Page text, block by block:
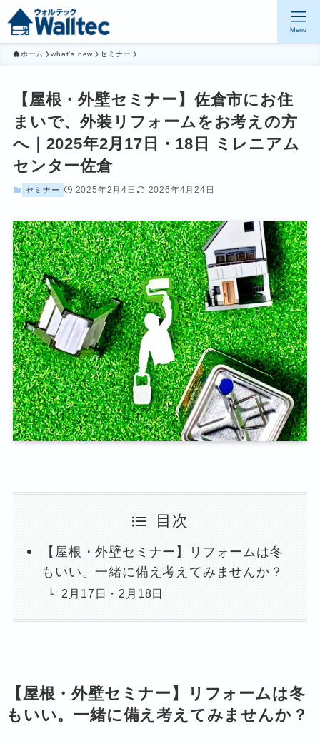
Menu
ホーム what’s new セミナー
【屋根・外壁セミナー】佐倉市にお住
まいで、外装リフォームをお考えの方
へ｜2025年2月17日・18日 ミレニアム
センター佐倉
セミナー 2025年2月4日 2026年4月24日
目次
【屋根・外壁セミナー】リフォームは冬
もいい。一緒に備え考えてみませんか？
2月17日・2月18日
【屋根・外壁セミナー】リフォームは冬
もいい。一緒に備え考えてみませんか？